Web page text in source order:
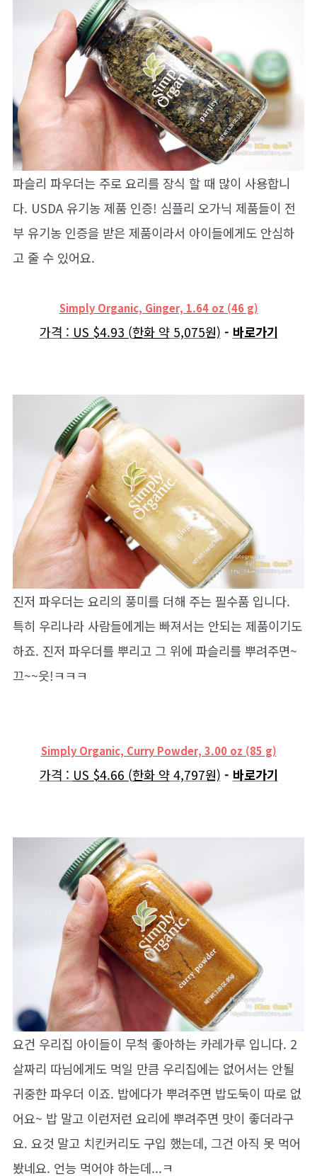
파슬리 파우더는 주로 요리를 장식 할 때 많이 사용합니
다. USDA 유기농 제품 인증! 심플리 오가닉 제품들이 전
부 유기농 인증을 받은 제품이라서 아이들에게도 안심하
고 줄 수 있어요.
Simply Organic, Ginger, 1.64 oz (46 g)
가격 : US $4.93 (한화 약5,075원) - 바로가기
진저 파우더는 요리의 풍미를 더해 주는 필수품 입니다.
특히 우리나라 사람들에게는 빠져서는 안되는 제품이기도
하죠. 진저 파우더를 뿌리고 그 위에 파슬리를 뿌려주면~
끄~~읏!ㅋㅋㅋ
Simply Organic, Curry Powder, 3.00 oz (85 g)
가격 : US $4.66 (한화 약4,797원) - 바로가기
요건 우리집 아이들이 무척 좋아하는 카레가루 입니다. 2
살짜리 따님에게도 먹일 만큼 우리집에는 없어서는 안될
귀중한 파우더 이죠. 밥에다가 뿌려주면 밥도둑이 따로 없
어요~ 밥 말고 이런저런 요리에 뿌려주면 맛이 좋더라구
요. 요것 말고 치킨커리도 구입 했는데, 그건 아직 못 먹어
봤네요. 언능 먹어야 하는데...ㅋ